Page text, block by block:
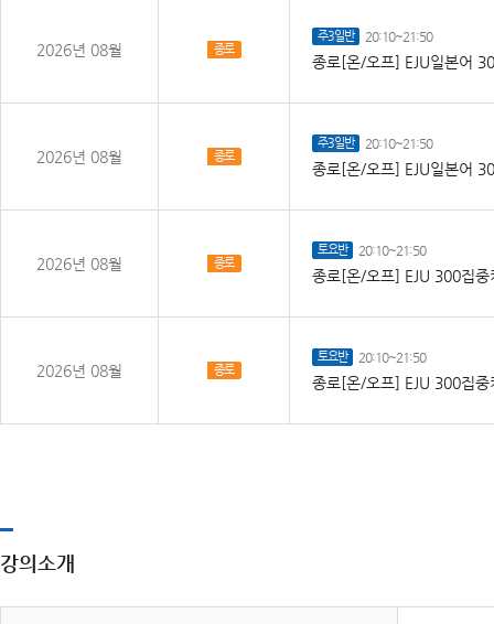
2026년 08월 종로
주3일반 20:10~21:50
종로[온/오프] EJU일본어
2026년 08월 종로
주3일반 20:10~21:50
종로[온/오프] EJU일본어
2026년 08월 종로
토요반 20:10~21:50
종로[온/오프] EJU 300집
2026년 08월 종로
토요반 20:10~21:50
종로[온/오프] EJU 300집
강의소개